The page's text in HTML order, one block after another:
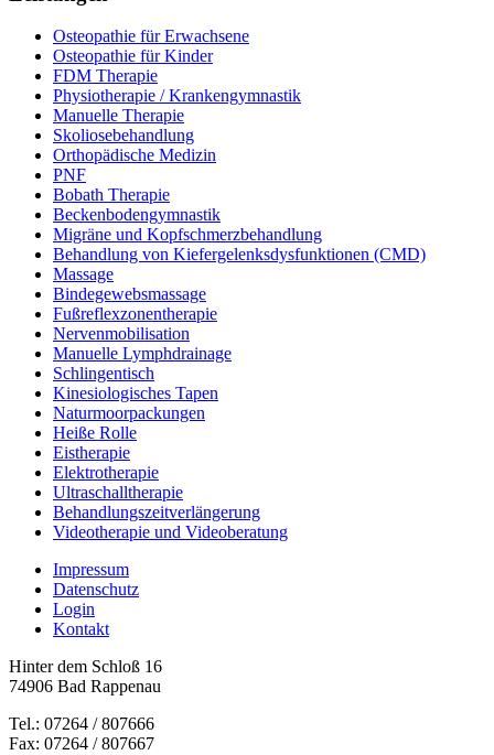
Osteopathie für Erwachsene
Osteopathie für Kinder
FDM Therapie
Physiotherapie / Krankengymnastik
Manuelle Therapie
Skoliosebehandlung
Orthopädische Medizin
PNF
Bobath Therapie
Beckenbodengymnastik
Migräne und Kopfschmerzbehandlung
Behandlung von Kiefergelenksdysfunktionen (CMD)
Massage
Bindegewebsmassage
Fußreflexzonentherapie
Nervenmobilisation
Manuelle Lymphdrainage
Schlingentisch
Kinesiologisches Tapen
Naturmoorpackungen
Heiße Rolle
Eistherapie
Elektrotherapie
Ultraschalltherapie
Behandlungszeitverlängerung
Videotherapie und Videoberatung
Impressum
Datenschutz
Login
Kontakt
Hinter dem Schloß 16
74906 Bad Rappenau
Tel.: 07264 / 807666
Fax: 07264 / 807667